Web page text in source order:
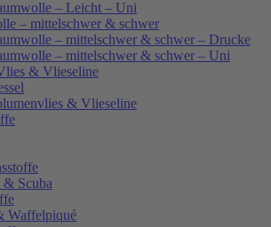
– Leicht – Uni
– mittelschwer & schwer
– mittelschwer & schwer – Drucke
– mittelschwer & schwer – Uni
& Vlieseline
& Vlieseline
& Scuba
Waffelpiqué